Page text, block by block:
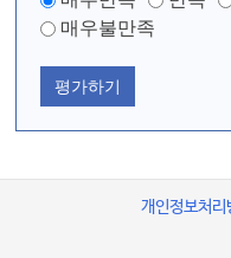
매우불만족
평가하기
개인정보처리